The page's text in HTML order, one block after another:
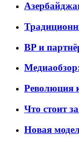
BP и
Революция
Что стоит
Новая